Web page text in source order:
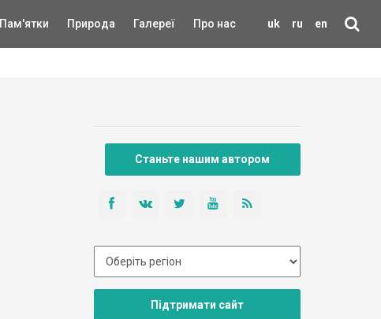
uk ru en
Пам'ятки Природа Галереї Про нас
Станьте нашим автором
Підтримати сайт